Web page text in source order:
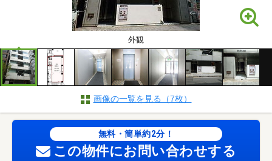
外観
画像の一覧を見る（7枚）
無料・簡単約2分！
この物件にお問い合わせする